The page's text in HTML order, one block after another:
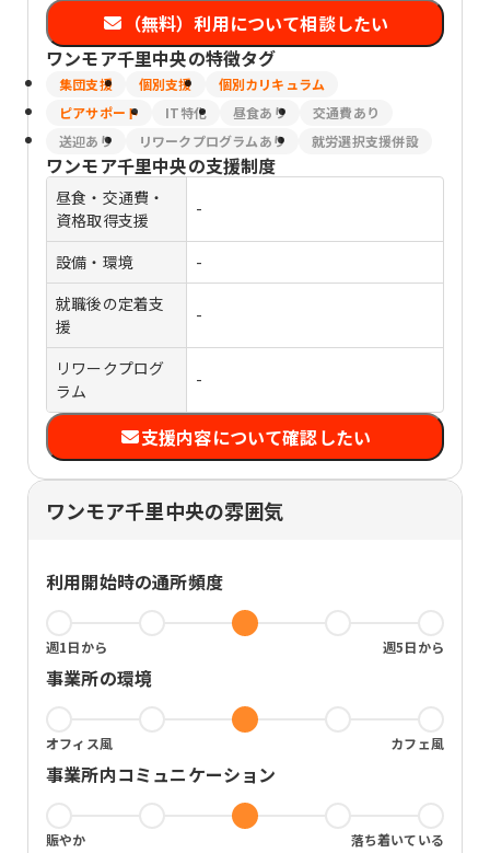
（無料）利用について相談したい
ワンモア千里中央の特徴タグ
集団支援 個別支援
個別カリキュラム
ピアサポート
IT特化 昼食あり
交通費あり
送迎あり
リワークプログラムあり 就労選択支援併設
ワンモア千里中央の支援制度
昼食・交通費・
資格取得支援
-
設備・環境
-
就職後の定着支
援
-
リワークプログ
ラム
-
支援内容について確認したい
ワンモア千里中央の雰囲気
利用開始時の通所頻度
週1日から 週5日から
事業所の環境
オフィス風 カフェ風
事業所内コミュニケーション
賑やか 落ち着いている